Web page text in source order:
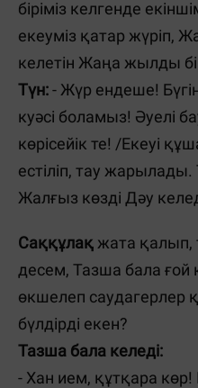
біріміз келгенде
екеуміз қатар жүріп,
келетін Жаңа жылды
Түн:- Жүр ендеше!
куәсі боламыз! Әуелі
көрісейік те! /Екеуі
естіліп, тау
Жалғыз көзді Дәу
Саққұлақ жата қалып,
десем, Тазша бала
өкшелеп саудагерлер
бүлдірді екен?
Тазша бала келеді:
- Хан ием, құтқара